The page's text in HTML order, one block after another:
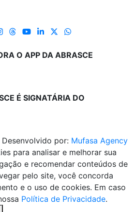
O APP DA ABRASCE
É SIGNATÁRIA DO
Desenvolvido por: Mufasa Agency
para analisar e melhorar sua
e recomendar conteúdos de
pelo site, você concorda
e o uso de cookies. Em caso
Política de Privacidade.